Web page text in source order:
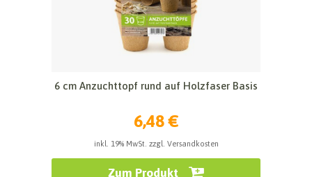
6 cm Anzuchttopf rund auf Holzfaser Basis
6,48 €
inkl. 19% MwSt. zzgl. Versandkosten
Zum Produkt